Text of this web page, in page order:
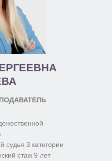
судья 3 категории
стаж 9 лет